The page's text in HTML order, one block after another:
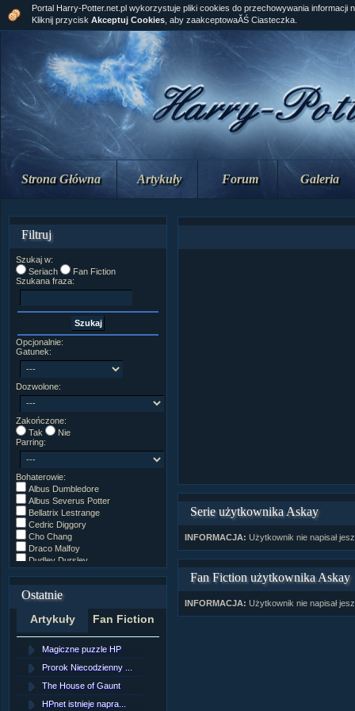
Strona Główna Artykuły Forum Galeria
Filtruj
Szukaj w:
Seriach
Fan Fiction
Szukana fraza:
Opcjonalnie:
Gatunek:
Dozwolone:
Zakończone:
Tak
Nie
Parring:
Bohaterowie:
Albus Dumbledore
Albus Severus Potter
Bellatrix Lestrange
Cedric Diggory
Cho Chang
Draco Malfoy
Dudley Dursley
Godryk Gryffindor
Helga Hufflepuff
Inne
James Potter
James Syriusz Potter
Lily Evans
Lily Luna Potter
Ostatnie
Artykuły Fan Fiction
Magiczne puzzle HP
Prorok Niecodzienny ...
The House of Gaunt
HPnet istnieje napra...
Portal Harry-Potter.net.pl wykorzystuje pliki cookies do przechowywania informacji
Kliknij przycisk Akceptuj Cookies , aby zaakceptowaĂŚ Ciasteczka.
Serie użytkownika Askay
INFORMACJA: Użytkownik nie napisał
Fan Fiction użytkownika Askay
INFORMACJA: Użytkownik nie napisał